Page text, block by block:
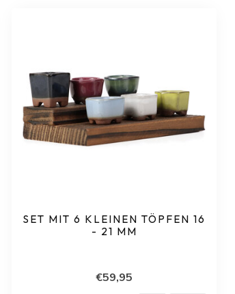
SET MIT 6 KLEINEN TÖPFEN 16
- 21 MM
€59,95